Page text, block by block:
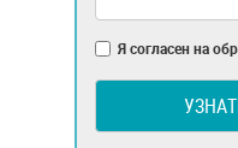
Я согласен на